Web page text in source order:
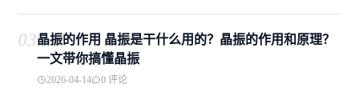
03晶振的作用 晶振是干什么用的？晶振的作用和原理？
一文带你搞懂晶振
2026-04-14 0 评论